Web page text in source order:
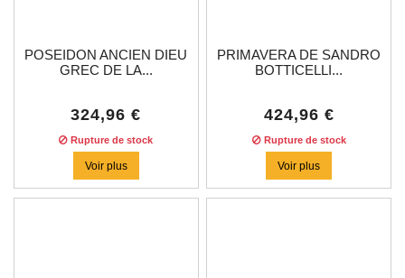
POSEIDON ANCIEN DIEU
GREC DE LA...
324,96 €
Rupture de stock
Voir plus
PRIMAVERA DE SANDRO
BOTTICELLI...
424,96 €
Rupture de stock
Voir plus